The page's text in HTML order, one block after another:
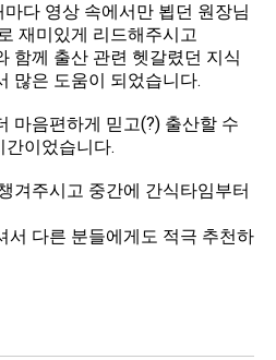
다 영상 속에서만 뵙던 원장님
재미있게 리드해주시고
함께 출산 관련 헷갈렸던 지식
많은 도움이 되었습니다.
마음편하게 믿고(?) 출산할 수
이었습니다.
겨주시고 중간에 간식타임부터
서 다른 분들에게도 적극 추천하